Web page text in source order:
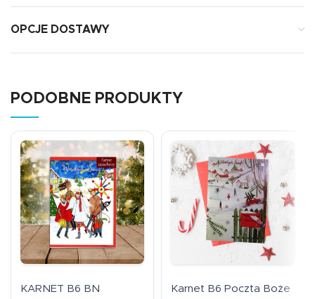
OPCJE DOSTAWY
PODOBNE PRODUKTY
KARNET B6 BN
Karnet B6 Poczta Boże